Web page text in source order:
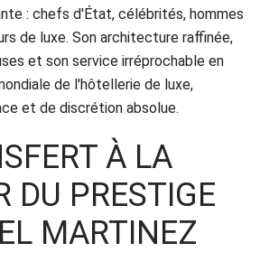
: chefs d'État, célébrités, hommes
de luxe. Son architecture raffinée,
et son service irréprochable en
de l'hôtellerie de luxe,
et de discrétion absolue.
À LA
DU PRESTIGE
MARTINEZ